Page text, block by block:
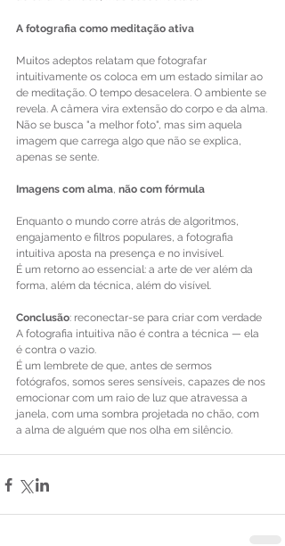
A fotografia como meditação ativa
Muitos adeptos relatam que fotografar
intuitivamente os coloca em um estado similar ao
de meditação. O tempo desacelera. O ambiente se
revela. A câmera vira extensão do corpo e da alma.
Não se busca "a melhor foto", mas sim aquela
imagem que carrega algo que não se explica,
apenas se sente.
Imagens com alma, não com fórmula
Enquanto o mundo corre atrás de algoritmos,
engajamento e filtros populares, a fotografia
intuitiva aposta na presença e no invisível.
É um retorno ao essencial: a arte de ver além da
forma, além da técnica, além do visível.
Conclusão: reconectar-se para criar com verdade
A fotografia intuitiva não é contra a técnica — ela
é contra o vazio.
É um lembrete de que, antes de sermos
fotógrafos, somos seres sensíveis, capazes de nos
emocionar com um raio de luz que atravessa a
janela, com uma sombra projetada no chão, com
a alma de alguém que nos olha em silêncio.